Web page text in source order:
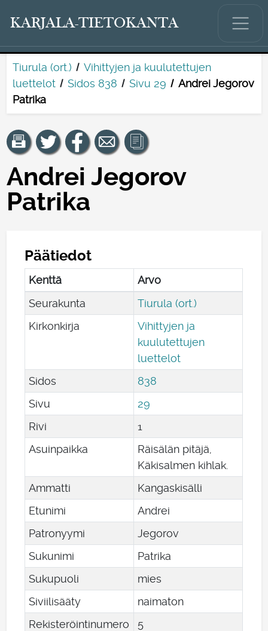
KARJALA-TIETOKANTA
Tiurula (ort.)
Vihittyjen ja kuulutettujen
luettelot
Sidos 838 Sivu 29
Andrei Jegorov
Patrika
Andrei Jegorov
Patrika
Päätiedot
Kenttä
Arvo
Seurakunta
Tiurula (ort.)
Kirkonkirja
Vihittyjen ja
kuulutettujen
luettelot
Sidos
838
Sivu
29
Rivi
1
Asuinpaikka
Räisälän pitäjä,
Käkisalmen kihlak.
Ammatti
Kangaskisälli
Etunimi
Andrei
Patronyymi
Jegorov
Sukunimi
Patrika
Sukupuoli
mies
Siviilisääty
naimaton
Rekisteröintinumero
5